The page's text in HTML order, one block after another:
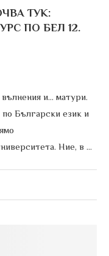
ТУК:
ПО БЕЛ 12.
и… матури.
Български език и
Ние, в …